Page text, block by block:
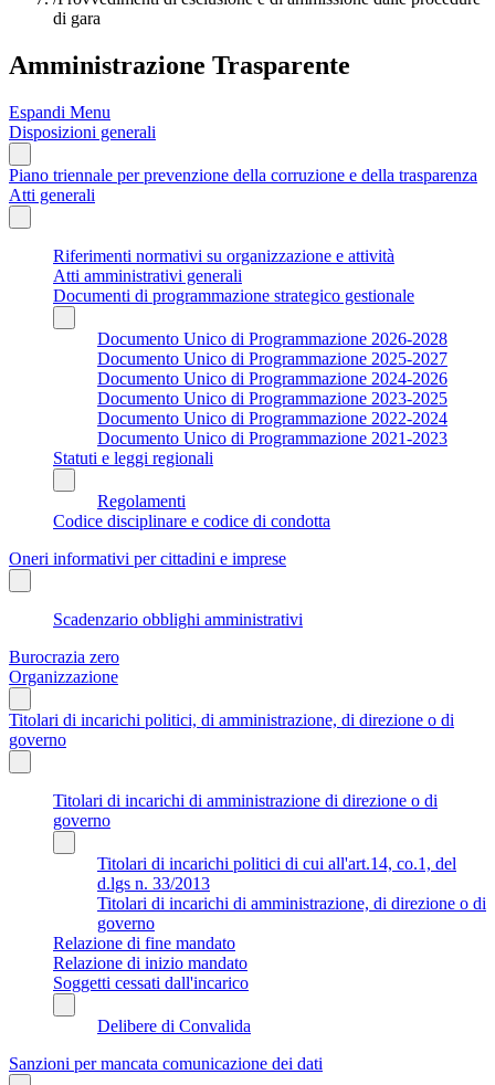
di gara
Amministrazione Trasparente
Espandi Menu
Disposizioni generali
Piano triennale per prevenzione della corruzione e della trasparenza
Atti generali
Riferimenti normativi su organizzazione e attività
Atti amministrativi generali
Documenti di programmazione strategico gestionale
Documento Unico di Programmazione 2026-2028
Documento Unico di Programmazione 2025-2027
Documento Unico di Programmazione 2024-2026
Documento Unico di Programmazione 2023-2025
Documento Unico di Programmazione 2022-2024
Documento Unico di Programmazione 2021-2023
Statuti e leggi regionali
Regolamenti
Codice disciplinare e codice di condotta
Oneri informativi per cittadini e imprese
Scadenzario obblighi amministrativi
Burocrazia zero
Organizzazione
Titolari di incarichi politici, di amministrazione, di direzione o di
governo
Titolari di incarichi di amministrazione di direzione o di
governo
Titolari di incarichi politici di cui all'art.14, co.1, del
d.lgs n. 33/2013
Titolari di incarichi di amministrazione, di direzione o di
governo
Relazione di fine mandato
Relazione di inizio mandato
Soggetti cessati dall'incarico
Delibere di Convalida
Sanzioni per mancata comunicazione dei dati